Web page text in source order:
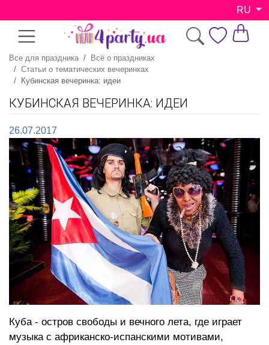
RU
Все для праздника
Всё о праздниках
Статьи о тематических вечеринках
Кубинская вечеринка: идеи
КУБИНСКАЯ ВЕЧЕРИНКА: ИДЕИ
26.07.2017
Куба - остров свободы и вечного лета, где играет
музыка с африканско-испанскими мотивами,